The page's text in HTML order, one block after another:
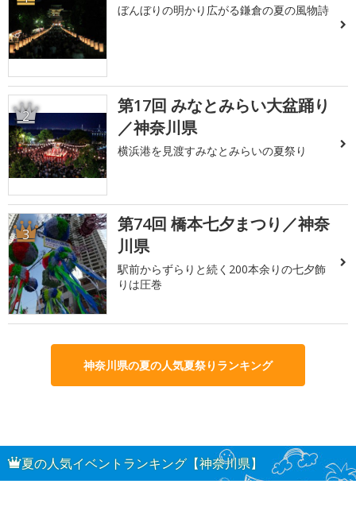
ぼんぼりの明かり広がる鎌倉の夏の風物詩
2
第17回 みなとみらい大盆踊り
／神奈川県
横浜港を見渡すみなとみらいの夏祭り
3
第74回 橋本七夕まつり／神奈
川県
駅前からずらりと続く200本余りの七夕飾
りは圧巻
神奈川県の夏の人気夏祭りランキング
夏の人気イベントランキング【神奈川県】